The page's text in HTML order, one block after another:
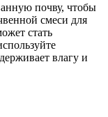
почву, чтобы
смеси для
стать
влагу и